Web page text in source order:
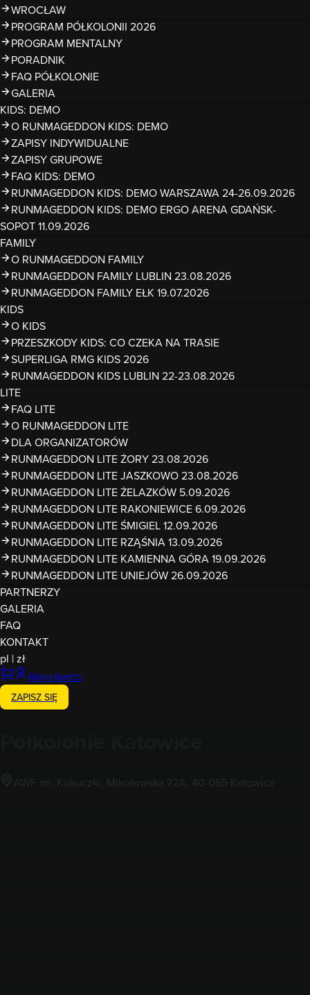
WROCŁAW
PROGRAM PÓŁKOLONII 2026
PROGRAM MENTALNY
PORADNIK
FAQ PÓŁKOLONIE
GALERIA
KIDS: DEMO
O RUNMAGEDDON KIDS: DEMO
ZAPISY INDYWIDUALNE
ZAPISY GRUPOWE
FAQ KIDS: DEMO
RUNMAGEDDON KIDS: DEMO WARSZAWA 24-26.09.2026
RUNMAGEDDON KIDS: DEMO ERGO ARENA GDAŃSK-
SOPOT 11.09.2026
FAMILY
O RUNMAGEDDON FAMILY
RUNMAGEDDON FAMILY LUBLIN 23.08.2026
RUNMAGEDDON FAMILY EŁK 19.07.2026
KIDS
O KIDS
PRZESZKODY KIDS: CO CZEKA NA TRASIE
SUPERLIGA RMG KIDS 2026
RUNMAGEDDON KIDS LUBLIN 22-23.08.2026
LITE
FAQ LITE
O RUNMAGEDDON LITE
DLA ORGANIZATORÓW
RUNMAGEDDON LITE ŻORY 23.08.2026
RUNMAGEDDON LITE JASZKOWO 23.08.2026
RUNMAGEDDON LITE ŻELAZKÓW 5.09.2026
RUNMAGEDDON LITE RAKONIEWICE 6.09.2026
RUNMAGEDDON LITE ŚMIGIEL 12.09.2026
RUNMAGEDDON LITE RZĄŚNIA 13.09.2026
RUNMAGEDDON LITE KAMIENNA GÓRA 19.09.2026
RUNMAGEDDON LITE UNIEJÓW 26.09.2026
PARTNERZY
GALERIA
FAQ
KONTAKT
pl |zł
Moje konto
ZAPISZ SIĘ
AWF im. Kukuczki, Mikołowska 72A, 40-065 Katowice